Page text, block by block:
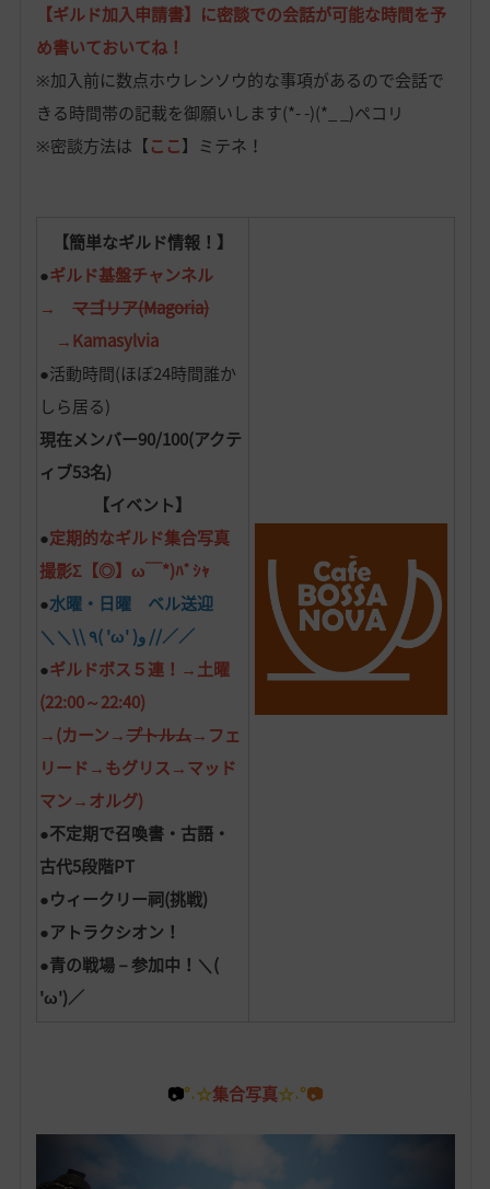
【ギルド加入申請書】に密談での会話が可能な時間を予
め書いておいてね！
※加入前に数点ホウレンソウ的な事項があるので会話で
きる時間帯の記載を御願いします(*- -)(*_ _)ペコリ
※密談方法は【ここ】ミテネ！
【簡単なギルド情報！】
●ギルド基盤チャンネル
→マゴリア(Magoria)
→Kamasylvia
●活動時間(ほぼ24時間誰か
しら居る)
現在メンバー90/100(アクテ
ィブ53名)
【イベント】
●定期的なギルド集合写真
撮影Σ【◎】ω￣*)ﾊﾟｼｬ
●水曜・日曜 ベル送迎
＼＼\\ ٩( 'ω' )و //／／
●ギルドボス５連！→土曜
(22:00～22:40)
→(カーン→プトルム→フェ
リード→もグリス→マッド
マン→オルグ)
●不定期で召喚書・古語・
古代5段階PT
●ウィークリー祠(挑戦)
●アトラクシオン！
●青の戦場－参加中！＼(
'ω')／
📷°˖☆集合写真☆˖°📷